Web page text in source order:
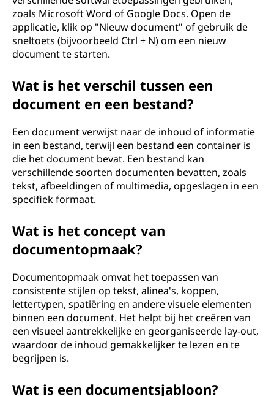
zoals Microsoft Word of Google Docs. Open de
applicatie, klik op "Nieuw document" of gebruik de
sneltoets (bijvoorbeeld Ctrl + N) om een nieuw
document te starten.
Wat is het verschil tussen een
document en een bestand?
Een document verwijst naar de inhoud of informatie
in een bestand, terwijl een bestand een container is
die het document bevat. Een bestand kan
verschillende soorten documenten bevatten, zoals
tekst, afbeeldingen of multimedia, opgeslagen in een
specifiek formaat.
Wat is het concept van
documentopmaak?
Documentopmaak omvat het toepassen van
consistente stijlen op tekst, alinea's, koppen,
lettertypen, spatiëring en andere visuele elementen
binnen een document. Het helpt bij het creëren van
een visueel aantrekkelijke en georganiseerde lay-out,
waardoor de inhoud gemakkelijker te lezen en te
begrijpen is.
Wat is een documentsjabloon?